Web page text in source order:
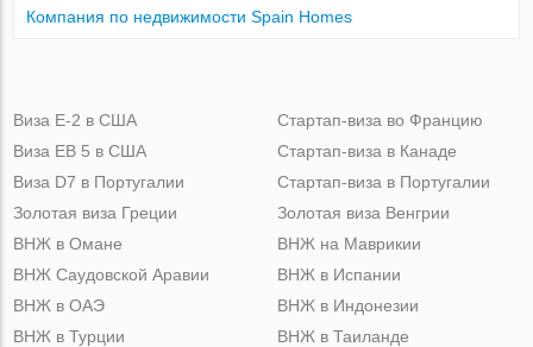
Компания по недвижимости Spain Homes
Виза Е-2 в США
Виза ЕВ 5 в США
Виза D7 в Португалии
Золотая виза Греции
Стартап-виза во Францию
Стартап-виза в Канаде
Стартап-виза в Португалии
Золотая виза Венгрии
ВНЖ в Омане
ВНЖ Саудовской Аравии
ВНЖ в ОАЭ
ВНЖ в Турции
ВНЖ на Маврикии
ВНЖ в Испании
ВНЖ в Индонезии
ВНЖ в Таиланде